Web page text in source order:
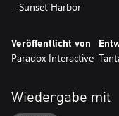
Veröffentlicht von
Paradox Interactive
Wiedergabe mit